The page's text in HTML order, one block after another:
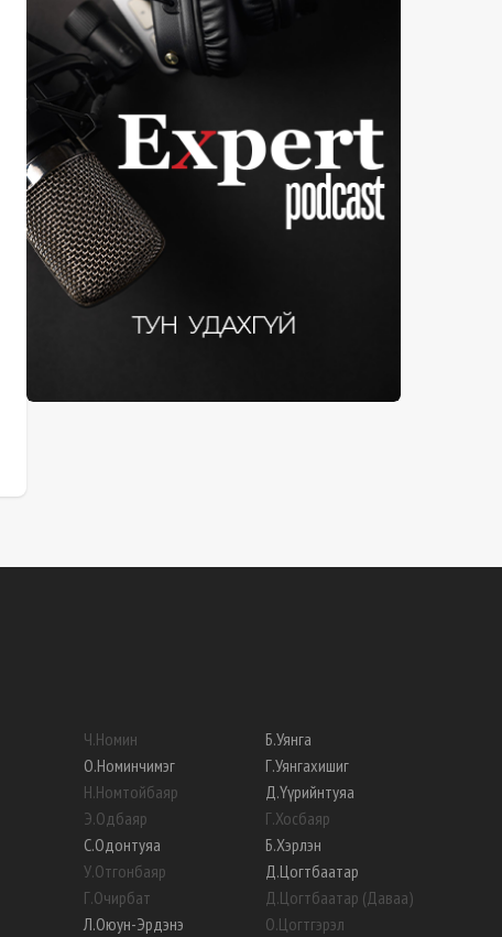
Ч.Номин
О.Номинчимэг
Н.Номтойбаяр
Э.Одбаяр
С.Одонтуяа
У.Отгонбаяр
Г.Очирбат
Л.Оюун-Эрдэнэ
Б.Уянга
Г.Уянгахишиг
Д.Үүрийнтуяа
Г.Хосбаяр
Б.Хэрлэн
Д.Цогтбаатар
Д.Цогтбаатар (Даваа)
О.Цогтгэрэл